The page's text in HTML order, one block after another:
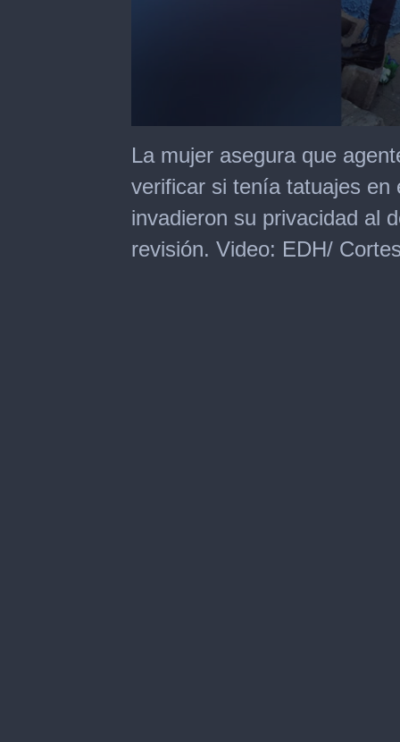
seconds
of
minutes,
seconds
La mujer asegura que
verificar si tenía tatuajes en
invadieron su privacidad al
revisión. Video: EDH/